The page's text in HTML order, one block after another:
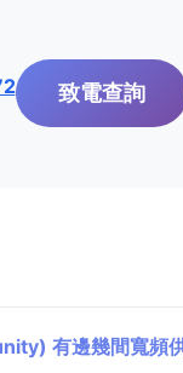
致電查詢
有邊幾間寬頻